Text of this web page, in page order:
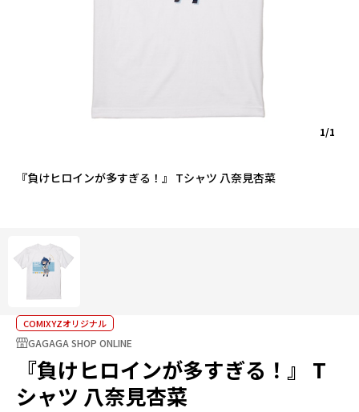
『負けヒロインが多すぎる！』 Tシャツ 八奈見杏菜
1/1
COMIXYZオリジナル
GAGAGA SHOP ONLINE
『負けヒロインが多すぎる！』 T
シャツ 八奈見杏菜